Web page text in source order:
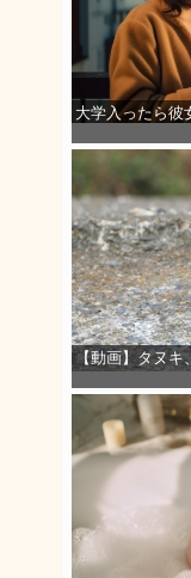
大学入ったら彼
【動画】タヌキ